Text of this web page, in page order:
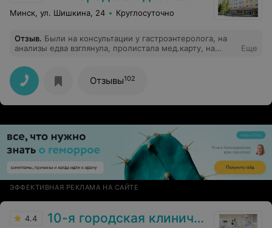
чуткого персонала!
Минск, ул. Шишкина, 24 Круглосуточно
Отзыв. Были на консультации у гастроэнтеролога, на
анализы едва взглянула, пролистала мед.карту, на
сказала записаться на ФГДС и пропить кое-какие
лекарства, при этом осмотра ребёнка произведён не
был, хотя в выписке написала, что живот мягкий,
дыхание везикулярное, зев не гепермирован: ради
этого нужно 2 месяца записываться на приём? Не
теперь все врачи "рентген - аппаратами" работаю, на
основании чего, пишут выписки без осмотра!
Еще
Отзывы102
ЭФФЕКТИВНАЯ РЕКЛАМА НА САЙТЕ
4.4 10-я городская клиническая больница